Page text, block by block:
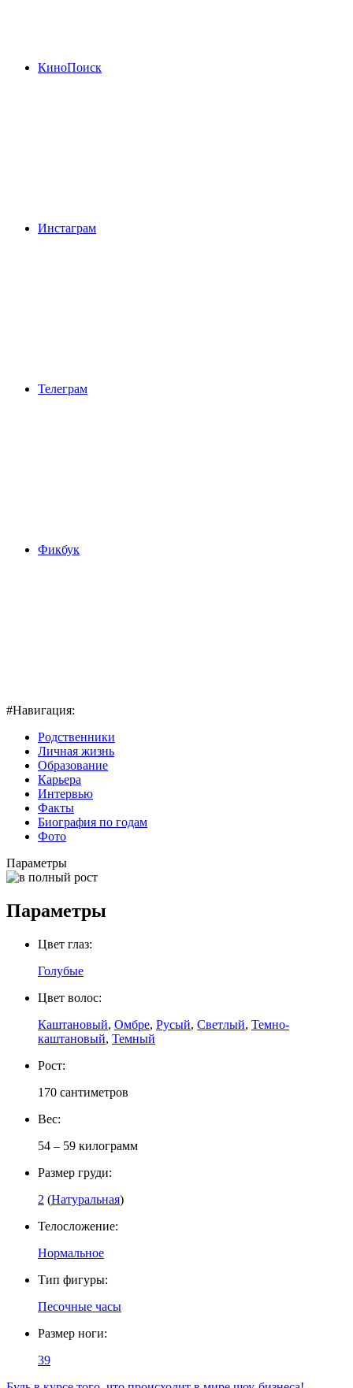
КиноПоиск
Инстаграм
Телеграм
Фикбук
#Навигация:
Родственники
Личная жизнь
Образование
Карьера
Интервью
Факты
Биография по годам
Фото
Параметры
Параметры
Цвет глаз:
Голубые
Цвет волос:
Каштановый, Омбре, Русый, Светлый, Темно-
каштановый, Темный
Рост:
170 сантиметров
Вес:
54 – 59 килограмм
Размер груди:
2 (Натуральная)
Телосложение:
Нормальное
Тип фигуры:
Песочные часы
Размер ноги:
39